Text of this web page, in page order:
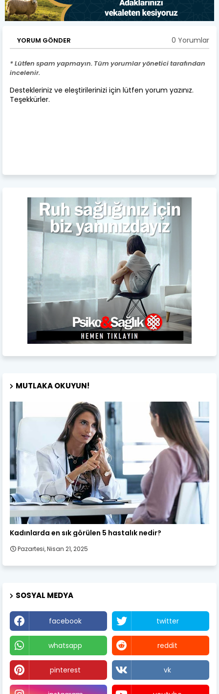
YORUM GÖNDER 0 Yorumlar
* Lütfen spam yapmayın. Tüm yorumlar yönetici tarafından
incelenir.
Destekleriniz ve eleştirilerinizi için lütfen yorum yazınız.
Teşekkürler.
MUTLAKA OKUYUN!
Kadın Sağlığı
Kadınlarda en sık görülen 5 hastalık nedir?
Pazartesi, Nisan 21, 2025
SOSYAL MEDYA
facebook twitter
whatsapp reddit
pinterest vk